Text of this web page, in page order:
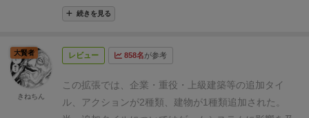
り華やかにするための拡張キットに当たります。もと
もと悩みの多い重厚なゲームがより華やかに重くなる
すべきかわかりにくくなります。
か、共有ダムの位置が変わるとか）があればよかった
んですけどね。
続きを見る
レビュー 858名が参考
この拡張では、企業・重役・上級建築等の追加タイ
ル、アクションが2種類、建物が1種類追加された。
大賢者
きねちん